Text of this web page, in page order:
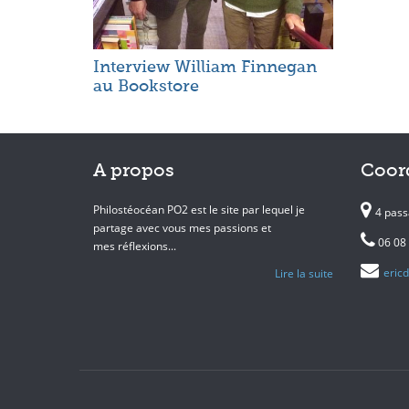
Interview William Finnegan
au Bookstore
A propos
Philostéocéan PO2 est le site par lequel je
partage avec vous mes passions et
mes réflexions...
Lire la suite
4
06 08